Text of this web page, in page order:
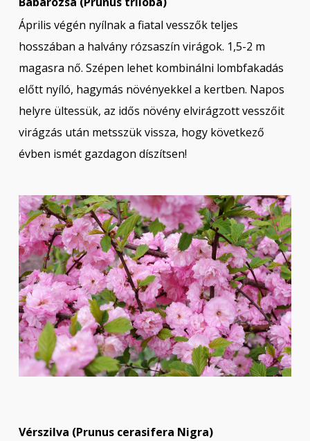
Április végén nyílnak a fiatal vesszők teljes
hosszában a halvány rózsaszín virágok. 1,5-2 m
magasra nő. Szépen lehet kombinálni lombfakadás
előtt nyíló, hagymás növényekkel a kertben. Napos
helyre ültessük, az idős növény elvirágzott vesszőit
virágzás után metsszük vissza, hogy következő
évben ismét gazdagon díszítsen!
Vérszilva (Prunus cerasifera Nigra)